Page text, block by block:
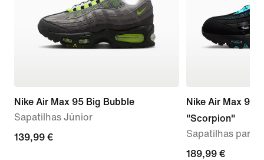
Nike Air Max 95 Big Bubble
Sapatilhas Júnior
139,99
139,99 €
Nike Air Max 95
"Scorpion"
Sapatilhas para
189,99
189,99 €